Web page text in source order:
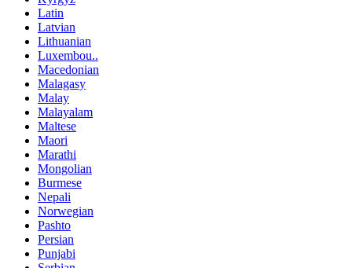
Latin
Latvian
Lithuanian
Luxembou..
Macedonian
Malagasy
Malay
Malayalam
Maltese
Maori
Marathi
Mongolian
Burmese
Nepali
Norwegian
Pashto
Persian
Punjabi